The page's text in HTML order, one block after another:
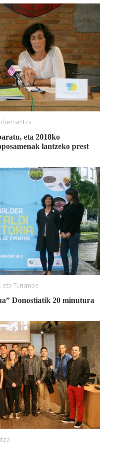
eta 2018ko
lantzeko prest
Turismoa
Donostiatik 20 minutura